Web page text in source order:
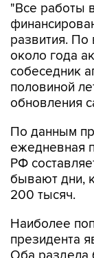
"Все работы
развития. По
около года
собеседник
половиной
обновления
По данным
ежедневная
РФ
бывают дни,
200 тысяч.
Наиболее
президента